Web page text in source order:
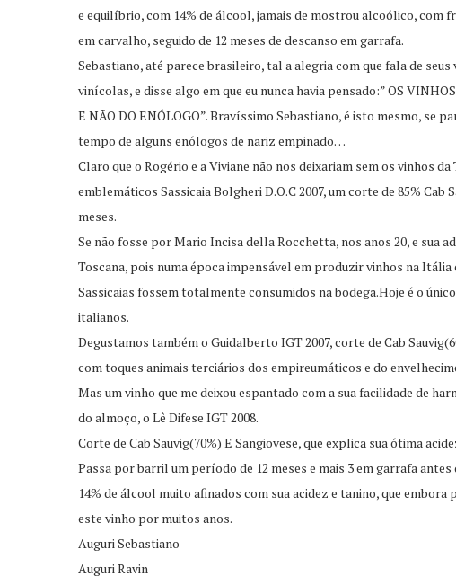
e equilíbrio, com 14% de álcool, jamais de mostrou alcoólico, com
em carvalho, seguido de 12 meses de descanso em garrafa.
Sebastiano, até parece brasileiro, tal a alegria com que fala de
vinícolas, e disse algo em que eu nunca havia pensado:” OS
E NÃO DO ENÓLOGO”. Bravíssimo Sebastiano, é isto mesmo, se
tempo de alguns enólogos de nariz empinado…
Claro que o Rogério e a Viviane não nos deixariam sem os vinhos
emblemáticos Sassicaia Bolgheri D.O.C 2007, um corte de 85% Cab
meses.
Se não fosse por Mario Incisa della Rocchetta, nos anos 20, e sua
Toscana, pois numa época impensável em produzir vinhos na
Sassicaias fossem totalmente consumidos na bodega.Hoje é o
italianos.
Degustamos também o Guidalberto IGT 2007, corte de Cab
com toques animais terciários dos empireumáticos e do
Mas um vinho que me deixou espantado com a sua facilidade de
do almoço, o Lê Difese IGT 2008.
Corte de Cab Sauvig(70%) E Sangiovese, que explica sua ótima
Passa por barril um período de 12 meses e mais 3 em garrafa antes
14% de álcool muito afinados com sua acidez e tanino, que
este vinho por muitos anos.
Auguri Sebastiano
Auguri Ravin